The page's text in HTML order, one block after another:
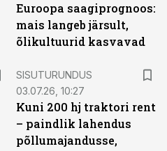
Euroopa saagiprognoos:
mais langeb järsult,
õlikultuurid kasvavad
SISUTURUNDUS
03.07.26, 10:27
Kuni 200 hj traktori rent
– paindlik lahendus
põllumajandusse,